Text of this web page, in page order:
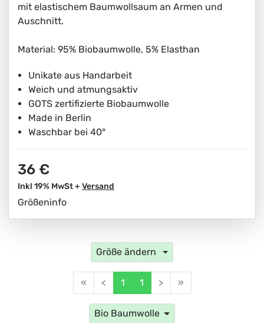
mit elastischem Baumwollsaum an Armen und
Auschnitt.
Material: 95% Biobaumwolle, 5% Elasthan
Unikate aus Handarbeit
Weich und atmungsaktiv
GOTS zertifizierte Biobaumwolle
Made in Berlin
Waschbar bei 40°
36 €
Inkl 19% MwSt + Versand
Größeninfo
Größe ändern
« < 1 1 > »
Bio Baumwolle